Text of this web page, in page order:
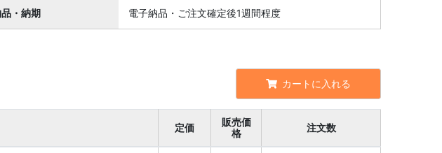
・納期 電子納品・ご注文確定後1週間程度
カートに入れる
定価
販売価
格
注文数